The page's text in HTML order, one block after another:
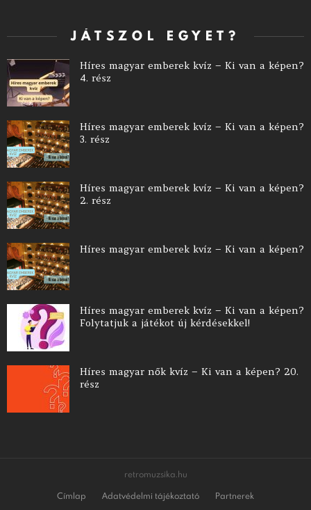
JÁTSZOL EGYET?
Híres magyar emberek kvíz – Ki van a képen?
4. rész
Híres magyar emberek kvíz – Ki van a képen?
3. rész
Híres magyar emberek kvíz – Ki van a képen?
2. rész
Híres magyar emberek kvíz – Ki van a képen?
Híres magyar emberek kvíz – Ki van a képen?
Folytatjuk a játékot új kérdésekkel!
Híres magyar nők kvíz – Ki van a képen? 20.
rész
retromuzsika.hu
Címlap
Adatvédelmi tájékoztató Partnerek